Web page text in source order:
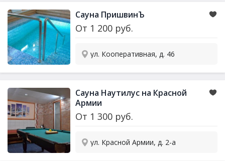
Сауна ПришвинЪ
От 1 200 руб.
ул. Кооперативная, д. 46
Сауна Наутилус на Красной
Армии
От 1 300 руб.
ул. Красной Армии, д. 2-а